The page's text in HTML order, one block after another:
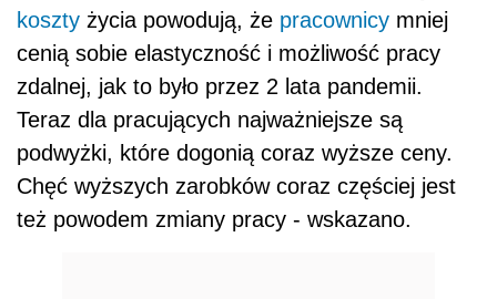
koszty życia powodują, że pracownicy mniej
cenią sobie elastyczność i możliwość pracy
zdalnej, jak to było przez 2 lata pandemii.
Teraz dla pracujących najważniejsze są
podwyżki, które dogonią coraz wyższe ceny.
Chęć wyższych zarobków coraz częściej jest
też powodem zmiany pracy - wskazano.